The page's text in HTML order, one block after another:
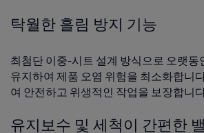
탁월한 흘림 방지 기능
최첨단 이중-시트 설계 방식으로 오랫동
유지하여 제품 오염 위험을 최소화합니
여 안전하고 위생적인 작업을 보장합니
유지보수 및 세척이 간편한